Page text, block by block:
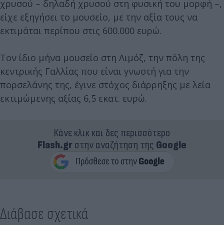
χρυσού – δηλαδή χρυσού στη φυσική του μορφή –,
είχε εξηγήσει το μουσείο, με την αξία τους να
εκτιμάται περίπου στις 600.000 ευρώ.
Τον ίδιο μήνα μουσείο στη Λιμόζ, την πόλη της
κεντρικής Γαλλίας που είναι γνωστή για την
πορσελάνης της, έγινε στόχος διάρρηξης με λεία
εκτιμώμενης αξίας 6,5 εκατ. ευρώ.
Κάνε κλικ και δες περισσότερο
Flash.grστην αναζήτηση της Google
Διάβασε σχετικά